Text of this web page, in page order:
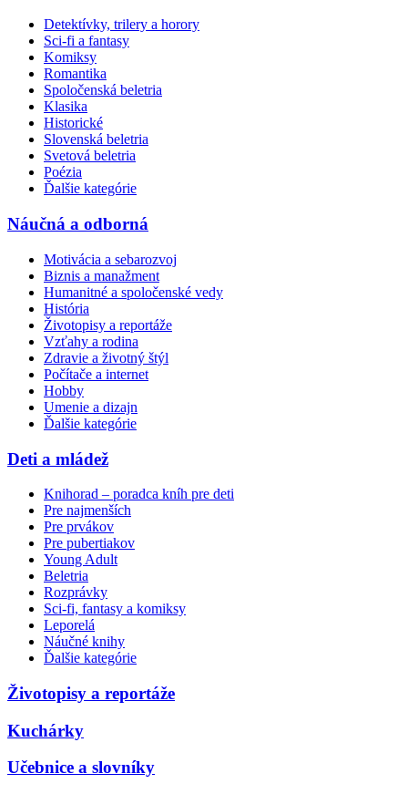
Detektívky, trilery a horory
Sci-fi a fantasy
Komiksy
Romantika
Spoločenská beletria
Klasika
Historické
Slovenská beletria
Svetová beletria
Poézia
Ďalšie kategórie
Náučná a odborná
Motivácia a sebarozvoj
Biznis a manažment
Humanitné a spoločenské vedy
História
Životopisy a reportáže
Vzťahy a rodina
Zdravie a životný štýl
Počítače a internet
Hobby
Umenie a dizajn
Ďalšie kategórie
Deti a mládež
Knihorad – poradca kníh pre deti
Pre najmenších
Pre prvákov
Pre pubertiakov
Young Adult
Beletria
Rozprávky
Sci-fi, fantasy a komiksy
Leporelá
Náučné knihy
Ďalšie kategórie
Životopisy a reportáže
Kuchárky
Učebnice a slovníky